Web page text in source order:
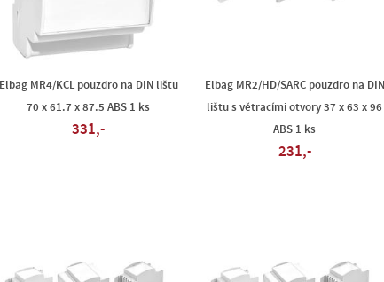
Elbag MR4/KCL pouzdro na DIN lištu
70 x 61.7 x 87.5 ABS 1 ks
331,-
Elbag MR2/HD/SARC pouzdro na DIN
lištu s větracími otvory 37 x 63 x 96
ABS 1 ks
231,-